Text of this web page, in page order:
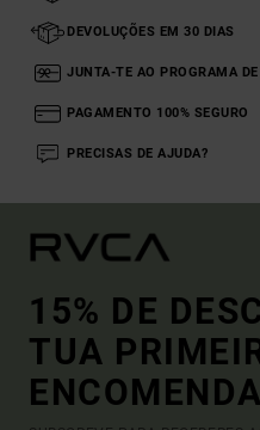
DEVOLUÇÕES EM 30 DIAS
JUNTA-TE AO PROGRAMA
PAGAMENTO 100% SEGURO
PRECISAS DE AJUDA?
15% DE
TUA